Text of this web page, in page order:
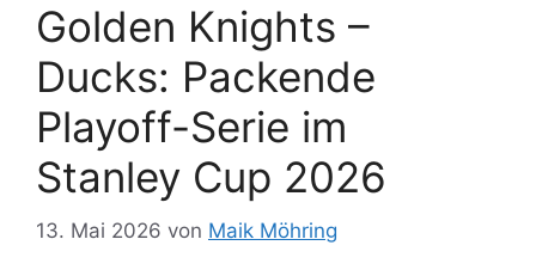
Golden Knights –
Ducks: Packende
Playoff-Serie im
Stanley Cup 2026
13. Mai 2026 von Maik Möhring